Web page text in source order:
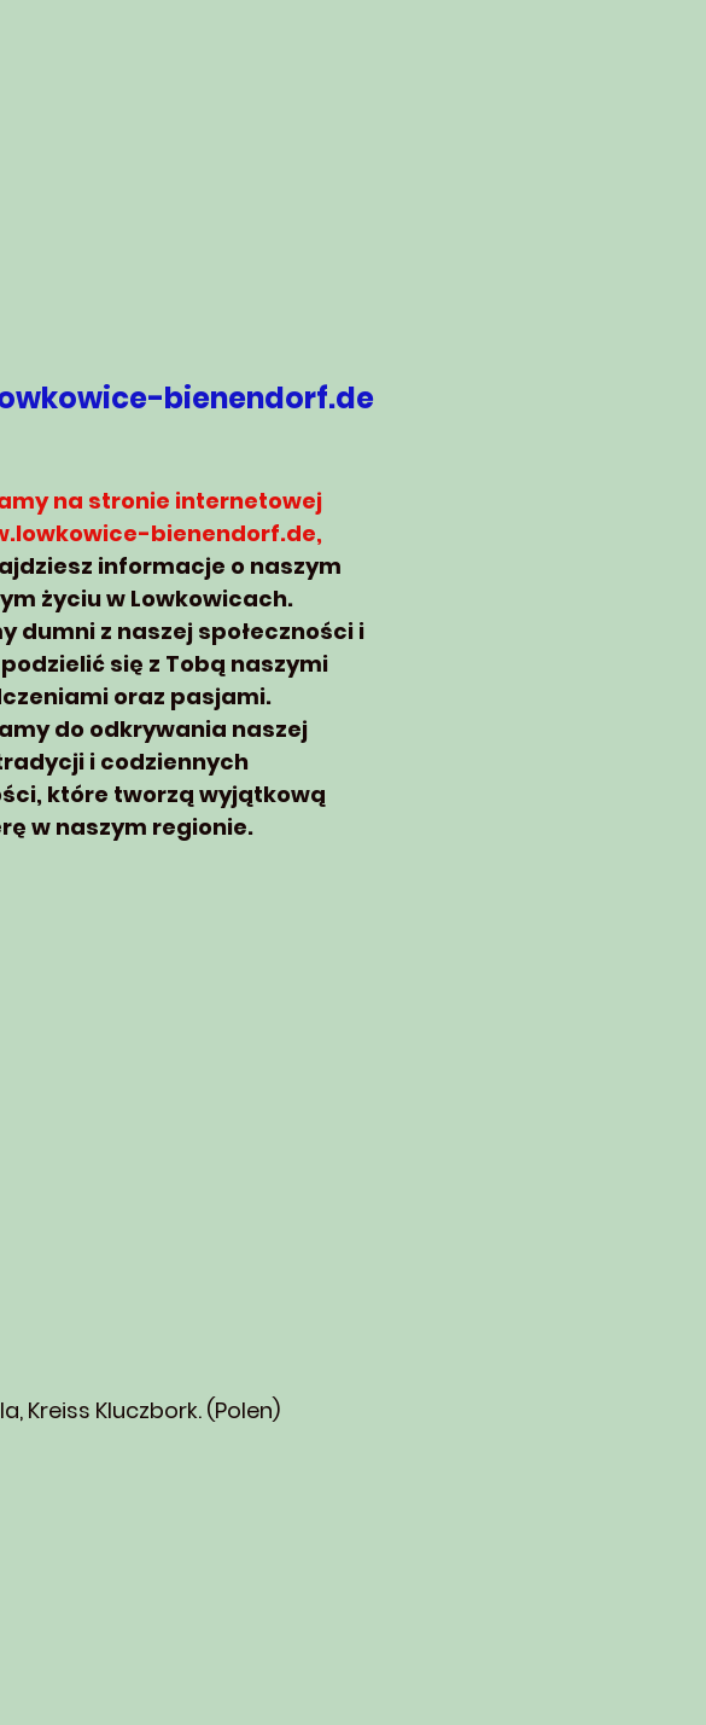
bienendorf.de
na stronie internetowej
bienendorf.de,
informacje o naszym
życiu w Lowkowicach.
dumni z naszej społeczności i
się z Tobą naszymi
oraz pasjami.
do odkrywania naszej
i codziennych
które tworzą wyjątkową
w naszym regionie.
Kreiss Kluczbork. (Polen)